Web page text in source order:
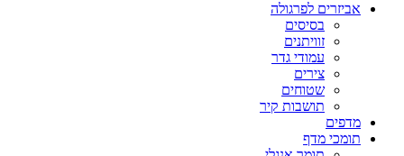
אביזרים לפרגולה
בסיסים
זוויתנים
עמודי גדר
צירים
שטוחים
תושבות קיר
מדפים
תומכי מדף